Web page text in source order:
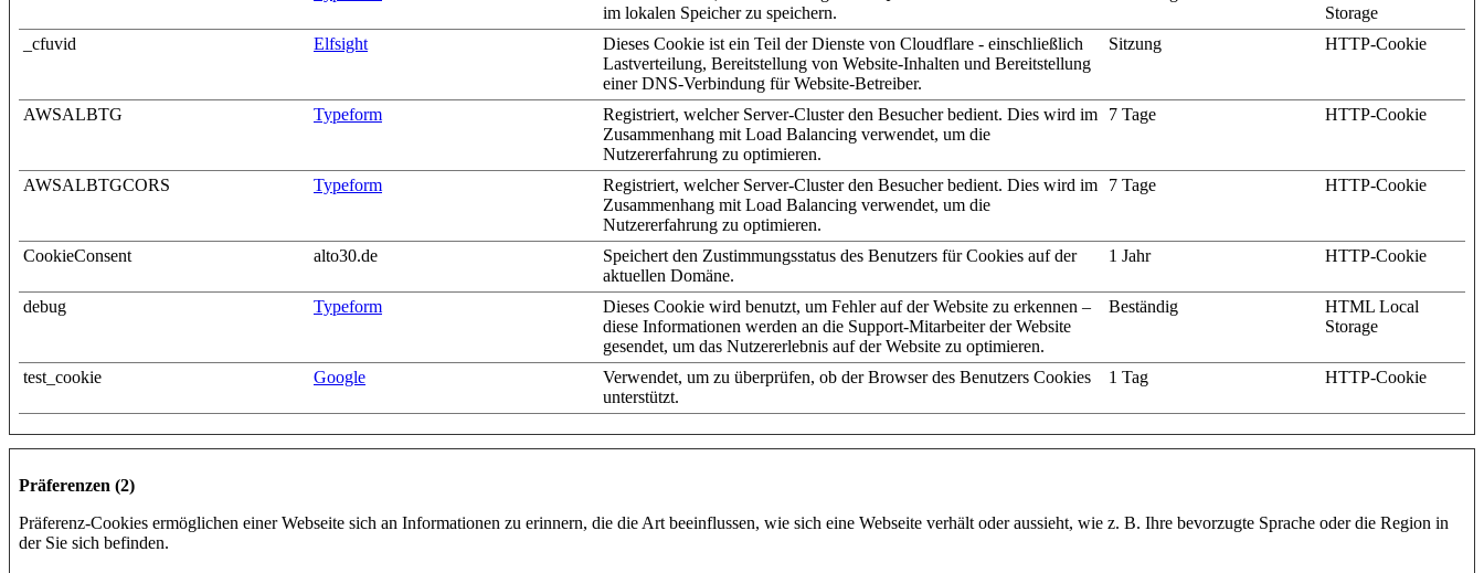
im lokalen Speicher zu speichern.
Storage
_cfuvid
Elfsight
Dieses Cookie ist ein Teil der Dienste von Cloudflare - einschließlich
Lastverteilung, Bereitstellung von Website-Inhalten und Bereitstellung
einer DNS-Verbindung für Website-Betreiber.
Sitzung HTTP-Cookie
AWSALBTG Typeform
Registriert, welcher Server-Cluster den Besucher bedient. Dies wird im
Zusammenhang mit Load Balancing verwendet, um die
Nutzererfahrung zu optimieren.
7 Tage HTTP-Cookie
AWSALBTGCORS Typeform
Registriert, welcher Server-Cluster den Besucher bedient. Dies wird im
Zusammenhang mit Load Balancing verwendet, um die
Nutzererfahrung zu optimieren.
7 Tage HTTP-Cookie
CookieConsent alto30.de
Speichert den Zustimmungsstatus des Benutzers für Cookies auf der
aktuellen Domäne.
1 Jahr HTTP-Cookie
debug Typeform
Dieses Cookie wird benutzt, um Fehler auf der Website zu erkennen –
diese Informationen werden an die Support-Mitarbeiter der Website
gesendet, um das Nutzererlebnis auf der Website zu optimieren.
Beständig
HTML Local
Storage
test_cookie Google
Verwendet, um zu überprüfen, ob der Browser des Benutzers Cookies
unterstützt.
1 Tag HTTP-Cookie
Präferenzen (2)
Präferenz-Cookies ermöglichen einer Webseite sich an Informationen zu erinnern, die die Art beeinflussen, wie sich eine Webseite verhält oder aussieht, wie z. B. Ihre bevorzugte Sprache oder die Region in
der Sie sich befinden.